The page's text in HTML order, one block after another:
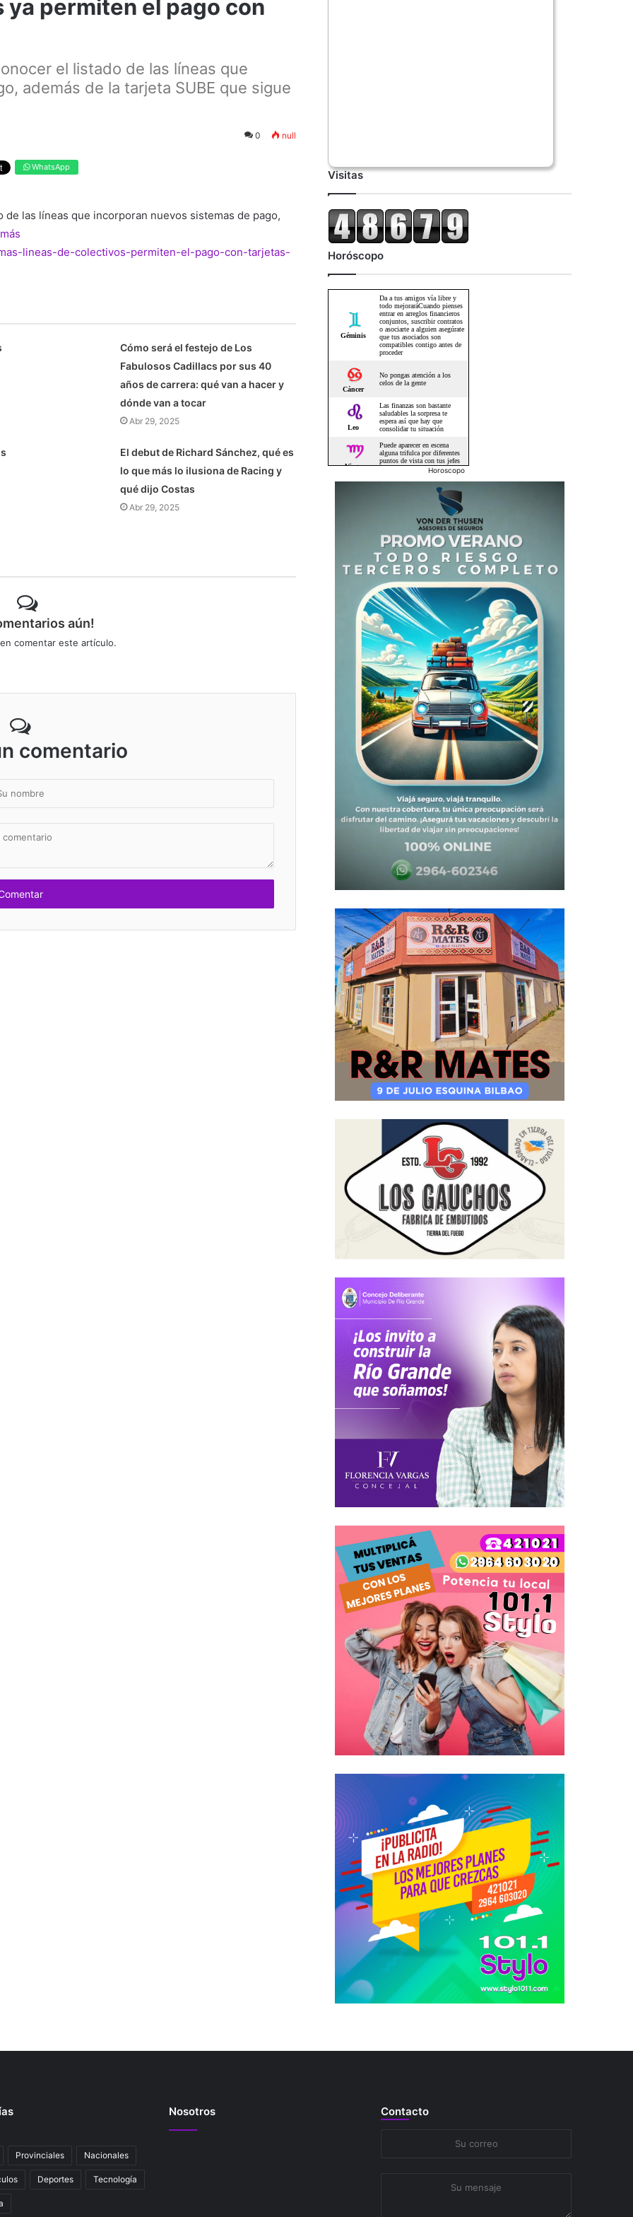
permiten el pago con
el listado de las líneas que
además de la tarjeta SUBE que sigue
0 null
WhatsApp
las líneas que incorporan nuevos sistemas de pago,
lineas-de-colectivos-permiten-el-pago-con-tarjetas-
Cómo será el festejo de Los
Fabulosos Cadillacs por sus 40
años de carrera: qué van a hacer y
dónde van a tocar
Abr 29, 2025
El debut de Richard Sánchez, qué es
lo que más lo ilusiona de Racing y
qué dijo Costas
Abr 29, 2025
aún!
comentar este artículo.
comentario
Visitas
Horóscopo
Horoscopo
Provinciales Nacionales
Deportes Tecnología
Nosotros Contacto